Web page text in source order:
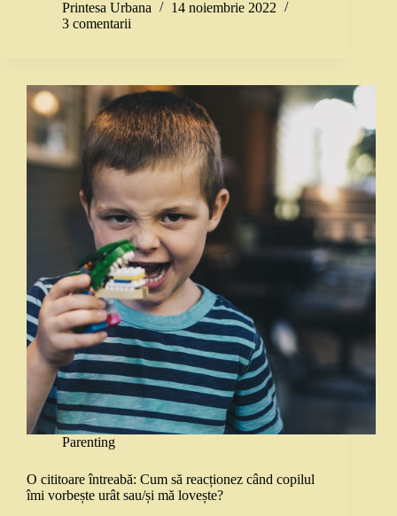
Printesa Urbana
14 noiembrie 2022
3 comentarii
Parenting
O cititoare întreabă: Cum să reacționez când copilul
îmi vorbește urât sau/și mă lovește?